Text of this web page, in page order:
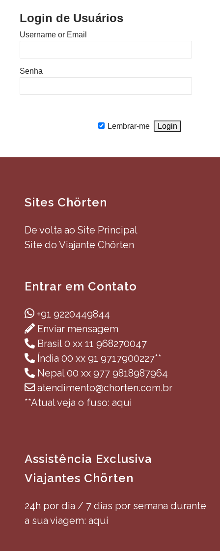
Login de Usuários
Username or Email
Senha
Lembrar-me
Sites Chörten
De volta ao Site Principal
Site do Viajante Chörten
Entrar em Contato
+91 9220449844
Enviar mensagem
Brasil 0 xx 11 968270047
Índia 00 xx 91 9717900227**
Nepal 00 xx 977 9818987964
atendimento@chorten.com.br
**Atual veja o fuso: aqui
Assistência Exclusiva
Viajantes Chörten
24h por dia / 7 dias por semana durante
a sua viagem: aqui